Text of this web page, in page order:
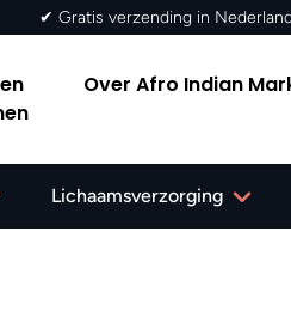
verzending in Nederland vanaf
Over Afro Indian
Lichaamsverzorging